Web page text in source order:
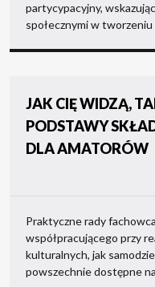
partycypacyjny,
społecznymi w tworzeniu
JAK CIĘ WIDZĄ,
PODSTAWY
DLA AMATORÓW
Praktyczne rady
współpracującego przy
kulturalnych, jak
powszechnie dostępne